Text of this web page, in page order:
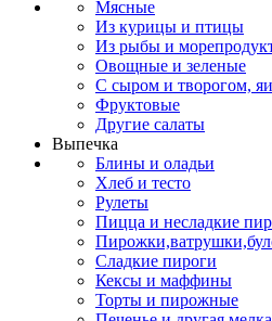
Мясные
Из курицы и птицы
Из рыбы и
Овощные и зеленые
С сыром и творогом,
Фруктовые
Другие салаты
Выпечка
Блины и оладьи
Хлеб и тесто
Рулеты
Пицца и несладкие
Сладкие пироги
Кексы и маффины
Торты и пирожные